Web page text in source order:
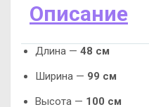
Описание
Длина — 48 см
Ширина — 99 см
Высота — 100 см